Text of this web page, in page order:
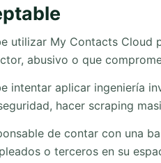
utilizar My Contacts Cloud
abusivo o que
intentar aplicar ingeniería
hacer scraping
de contar con una
o terceros en su